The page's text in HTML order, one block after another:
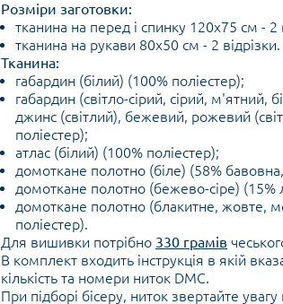
Розміри заготовки:
тканина на перед і спинку 120х75 см - 2
тканина на рукави 80х50 см - 2 відрізки.
Тканина:
габардин (білий) (100% поліестер);
габардин (світло-сірий, сірий,
джинс (світлий), бежевий, рожевий
поліестер);
атлас (білий) (100% поліестер);
домоткане полотно (біле) (58%
домоткане полотно (бежево-сіре) (15%
домоткане полотно (блакитне, жовте,
поліестер).
Для вишивки потрібно 330 грамів
В комплект входить інструкція в якій
кількість та номери ниток DMC.
При підборі бісеру, ниток звертайте